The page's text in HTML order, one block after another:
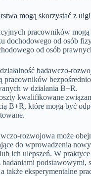
mogą skorzystać z
pracowników mogą
dochodowego od osób
od osób
badawczo-
pracowników bezpośrednio
w działania B+R.
kwalifikowane
B+R, które mogą być
rozwojowa może
do wprowadzenia
ich ulepszeń. W
badaniami podstawowymi,
także eksperymentalne